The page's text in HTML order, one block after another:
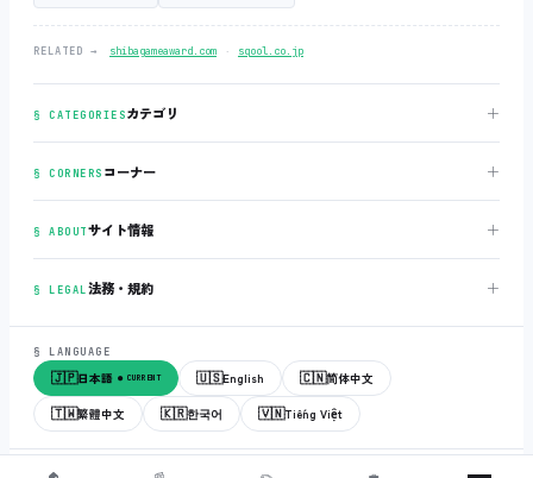
RELATED → shibagameaward.com ‧ sqool.co.jp
§ CATEGORIESカテゴリ ＋
§ CORNERS コーナー ＋
§ ABOUTサイト情報 ＋
§ LEGAL法務・規約 ＋
§ LANGUAGE
🇯🇵日本語 ● CURRENT 🇺🇸English 🇨🇳简体中文
🇹🇼繁體中文 🇰🇷한국어 🇻🇳Tiếng Việt
© 2018-2026 sqool.co.jp ‧ All rights reserved. v3.0.0 build 20260505